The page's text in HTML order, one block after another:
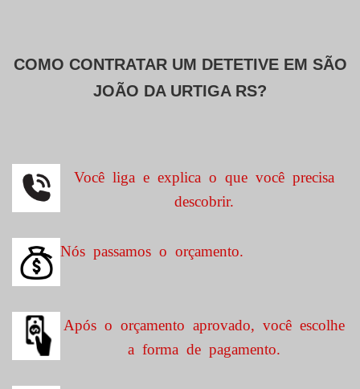
COMO CONTRATAR UM DETETIVE EM SÃO
JOÃO DA URTIGA RS?
Você liga e explica o que você precisa
descobrir.
Nós passamos o orçamento.
Após o orçamento aprovado, você escolhe
a forma de pagamento.